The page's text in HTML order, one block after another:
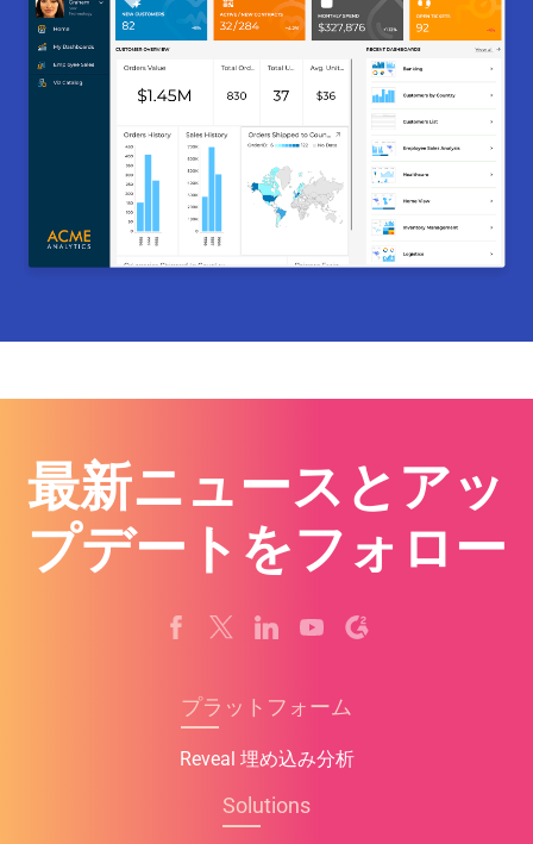
最新ニュースとアッ
プデートをフォロー
プラットフォーム
Reveal 埋め込み分析
Solutions